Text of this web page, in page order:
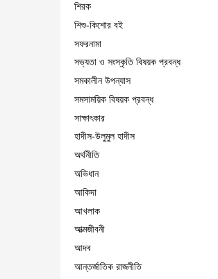
শিরক
শিশু-কিশোর বই
সফরনামা
সভ্যতা ও সংস্কৃতি বিষয়ক প্রবন্ধ
সমকালীন উপন্যাস
সমসাময়িক বিষয়ক প্রবন্ধ
সাক্ষাৎকার
হাদীস-উলুমুল হাদীস
অর্থনীতি
অভিধান
আকিদা
আখলাক
আত্মজীবনী
আদব
আন্তর্জাতিক রাজনীতি